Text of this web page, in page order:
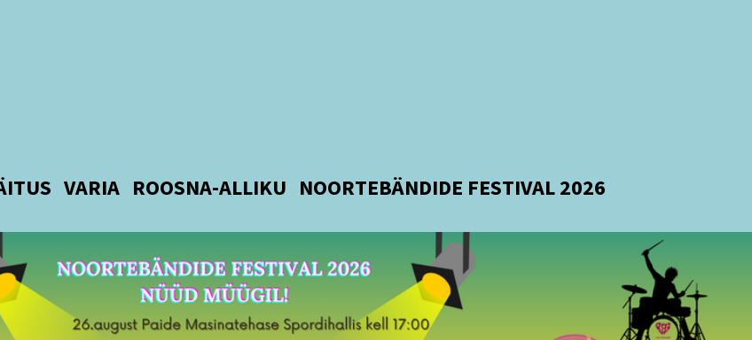
VARIA ROOSNA-ALLIKU NOORTEBÄNDIDE FESTIVAL 2026